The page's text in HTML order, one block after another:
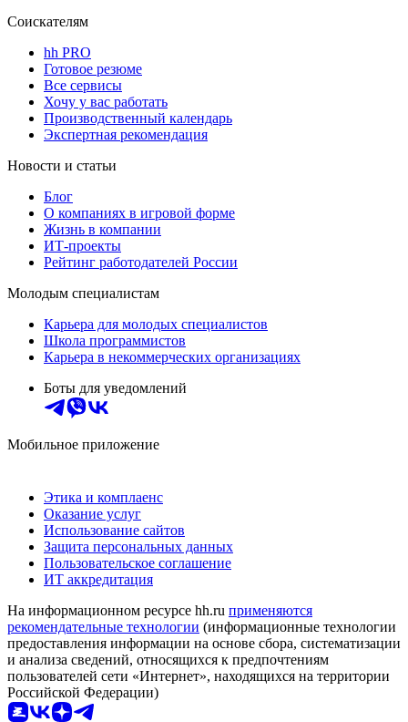
Соискателям
hh PRO
Готовое резюме
Все сервисы
Хочу у вас работать
Производственный календарь
Экспертная рекомендация
Новости и статьи
Блог
О компаниях в игровой форме
Жизнь в компании
ИТ-проекты
Рейтинг работодателей России
Молодым специалистам
Карьера для молодых специалистов
Школа программистов
Карьера в некоммерческих организациях
Боты для уведомлений
Мобильное приложение
Этика и комплаенс
Оказание услуг
Использование сайтов
Защита персональных данных
Пользовательское соглашение
ИТ аккредитация
На информационном ресурсе hh.ru применяются
рекомендательные технологии (информационные технологии
предоставления информации на основе сбора, систематизации
и анализа сведений, относящихся к предпочтениям
пользователей сети «Интернет», находящихся на территории
Российской Федерации)